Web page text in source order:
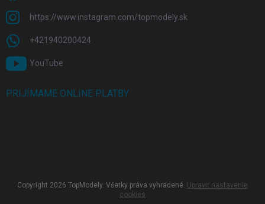
https://www.instagram.com/topmodely.sk
+421940200424
YouTube
PRIJÍMAME ONLINE PLATBY
Copyright 2026 TopModely. Všetky práva vyhradené. Upraviť nastavenie
cookies